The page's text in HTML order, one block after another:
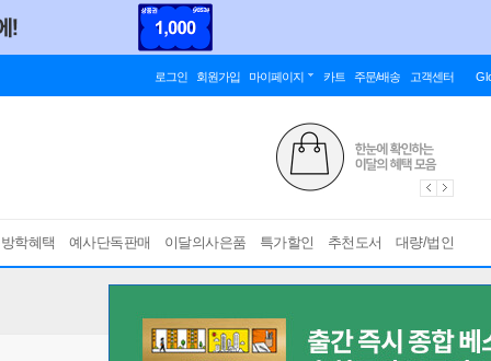
로그인 회원가입 마이페이지 카트 주문/배송 고객센터
학혜택 예사단독판매 이달의사은품 특가할인 추천도서 대량/법인